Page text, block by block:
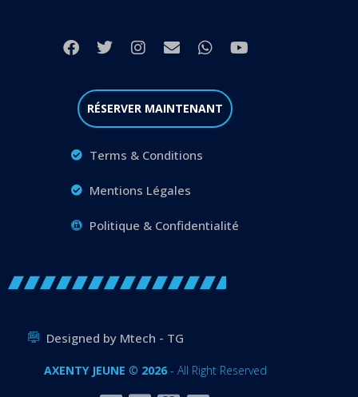
RÉSERVER MAINTENANT
Terms & Conditions
Mentions Légales
Politique & Confidentialité
Designed by Mtech - TG
AXENTY JEUNE © 2026- All Right Reserved